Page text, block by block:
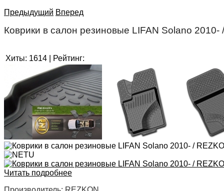
Предыдущий Вперед
Коврики в салон резиновые LIFAN Solano
Хиты: 1614 Рейтинг:
Читать подробнее